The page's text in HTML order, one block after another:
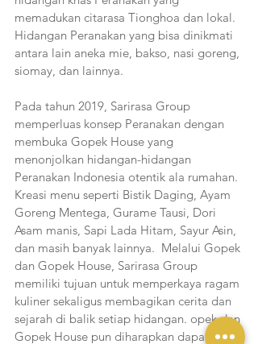
memadukan citarasa Tionghoa dan lokal.
Hidangan Peranakan yang bisa dinikmati
antara lain aneka mie, bakso, nasi goreng,
siomay, dan lainnya.
Pada tahun 2019, Sarirasa Group
memperluas konsep Peranakan dengan
membuka Gopek House yang
menonjolkan hidangan-hidangan
Peranakan Indonesia otentik ala rumahan.
Kreasi menu seperti Bistik Daging, Ayam
Goreng Mentega, Gurame Tausi, Dori
Asam manis, Sapi Lada Hitam, Sayur Asin,
dan masih banyak lainnya.  Melalui Gopek
dan Gopek House, Sarirasa Group
memiliki tujuan untuk memperkaya ragam
kuliner sekaligus membagikan cerita dan
sejarah di balik setiap hidangan. opek dan
Gopek House pun diharapkan dapat